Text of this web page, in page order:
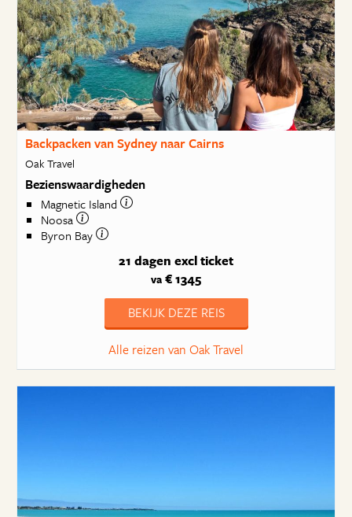
Backpacken van Sydney naar Cairns
Oak Travel
Bezienswaardigheden
Magnetic Island
Noosa
Byron Bay
21 dagen excl ticket
va € 1345
BEKIJK DEZE REIS
Alle reizen van Oak Travel